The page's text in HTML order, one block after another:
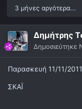
3 μήνες αργότερα...
Δημήτρης
Δημοσιεύτηκε
Παρασκευή 11/11/2011
ΣΚΑΪ